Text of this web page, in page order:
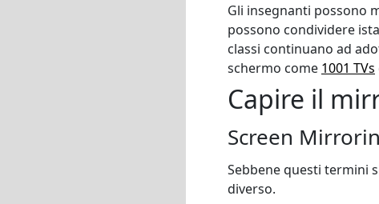
Gli insegnanti possono
possono condividere
classi continuano ad
schermo come 1001 TVs
Capire il
Screen
Sebbene questi termini
diverso.